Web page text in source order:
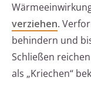
verziehen.
behindern und
Schließen
als „Kriechen“